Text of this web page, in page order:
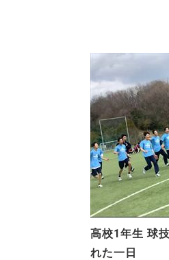
高校1年生 球
れた一日